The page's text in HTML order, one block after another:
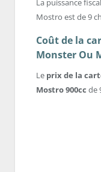
La puissance
Mostro est de 9
Coût de la
Monster Ou
Le prix de la
Mostro 900cc de